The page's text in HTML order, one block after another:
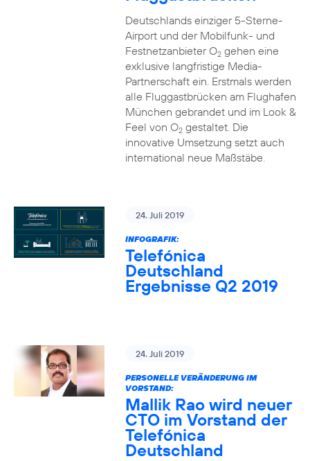
Deutschlands einziger 5-Sterne-
Airport und der Mobilfunk- und
Festnetzanbieter O2gehen eine
exklusive langfristige Media-
Partnerschaft ein. Erstmals werden
alle Fluggastbrücken am Flughafen
München gebrandet und im Look &
Feel von O2gestaltet. Die
innovative Umsetzung setzt auch
international neue Maßstäbe.
24. Juli 2019
INFOGRAFIK:
Telefónica
Deutschland
Ergebnisse Q2 2019
24. Juli 2019
PERSONELLE VERÄNDERUNG IM
VORSTAND:
Mallik Rao wird neuer
CTO im Vorstand der
Telefónica
Deutschland